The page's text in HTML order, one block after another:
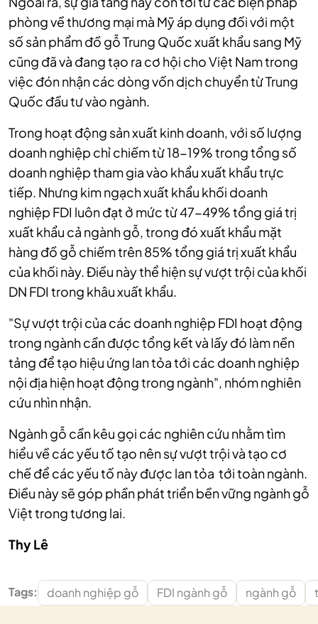
phòng về thương mại mà Mỹ áp dụng đối với một
số sản phẩm đồ gỗ Trung Quốc xuất khẩu sang Mỹ
cũng đã và đang tạo ra cơ hội cho Việt Nam trong
việc đón nhận các dòng vốn dịch chuyển từ Trung
Quốc đầu tư vào ngành.
Trong hoạt động sản xuất kinh doanh, với số lượng
doanh nghiệp chỉ chiếm từ 18-19% trong tổng số
doanh nghiệp tham gia vào khẩu xuất khẩu trực
tiếp. Nhưng kim ngạch xuất khẩu khối doanh
nghiệp FDI luôn đạt ở mức từ 47-49% tổng giá trị
xuất khẩu cả ngành gỗ, trong đó xuất khẩu mặt
hàng đồ gỗ chiếm trên 85% tổng giá trị xuất khẩu
của khối này.Điều này thể hiện sự vượt trội của khối
DN FDI trong khâu xuất khẩu.
"Sự vượt trội của các doanh nghiệp FDI hoạt động
trong ngành cần được tổng kết và lấy đó làm nền
tảng để tạo hiệu ứng lan tỏa tới các doanh nghiệp
nội địa hiện hoạt động trong ngành", nhóm nghiên
cứu nhìn nhận.
Ngành gỗ cần kêu gọi các nghiên cứu nhằm tìm
hiểu về các yếu tố tạo nên sự vượt trội và tạo cơ
chế để các yếu tố này được lan tỏa tới toàn ngành.
Điều này sẽ góp phần phát triển bền vững ngành gỗ
Việt trong tương lai.
Thy Lê
Tags: doanh nghiệp gỗ FDI ngành gỗ ngành gỗ